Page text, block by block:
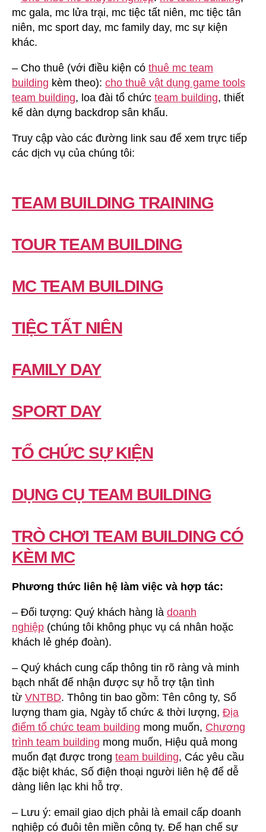
mc gala, mc lửa trại, mc tiệc tất niên, mc tiệc tân
niên, mc sport day, mc family day, mc sự kiện
khác.
– Cho thuê (với điều kiện có thuê mc team
building kèm theo): cho thuê vật dụng game tools
team building, loa đài tổ chức team building, thiết
kế dàn dựng backdrop sân khấu.
Truy cập vào các đường link sau để xem trực tiếp
các dịch vụ của chúng tôi:
TEAM BUILDING TRAINING
TOUR TEAM BUILDING
MC TEAM BUILDING
TIỆC TẤT NIÊN
FAMILY DAY
SPORT DAY
TỔ CHỨC SỰ KIỆN
DỤNG CỤ TEAM BUILDING
TRÒ CHƠI TEAM BUILDING CÓ
KÈM MC
Phương thức liên hệ làm việc và hợp tác:
– Đối tượng: Quý khách hàng là doanh
nghiệp (chúng tôi không phục vụ cá nhân hoặc
khách lẻ ghép đoàn).
– Quý khách cung cấp thông tin rõ ràng và minh
bạch nhất để nhận được sự hỗ trợ tận tình
từ VNTBD. Thông tin bao gồm: Tên công ty, Số
lượng tham gia, Ngày tổ chức & thời lượng, Địa
điểm tổ chức team building mong muốn, Chương
trình team building mong muốn, Hiệu quả mong
muốn đạt được trong team building, Các yêu cầu
đặc biệt khác, Số điện thoại người liên hệ để dễ
dàng liên lạc khi hỗ trợ.
– Lưu ý: email giao dịch phải là email cấp doanh
nghiệp có đuôi tên miền công ty. Để hạn chế sự